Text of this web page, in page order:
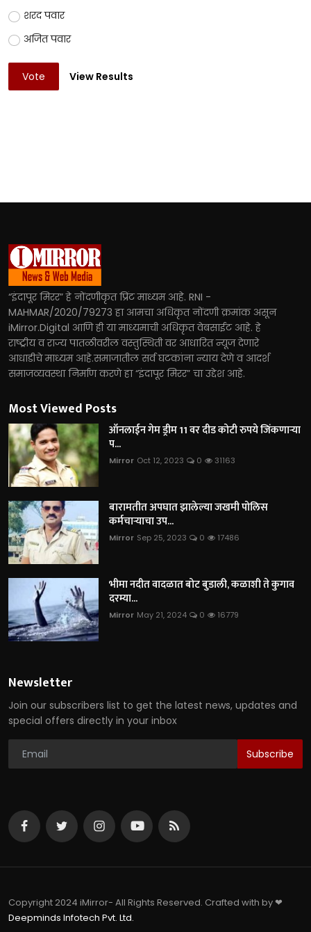
शरद पवार
अजित पवार
Vote View Results
“इंदापूर मिरर” हे नोंदणीकृत प्रिंट माध्यम आहे. RNI -
MAHMAR/2020/79273 हा आमचा अधिकृत नोंदणी क्रमांक असून
iMirror.Digital आणि ही या माध्यमाची अधिकृत वेबसाईट आहे. हे
राष्ट्रीय व राज्य पातळीवरील वस्तुस्थिती वर आधारित न्यूज देणारे
आधाडीचे माध्यम आहे.समाजातील सर्व घटकांना न्याय देणे व आदर्श
समाजव्यवस्था निर्माण करणे हा “इंदापूर मिरर” चा उद्देश आहे.
Most Viewed Posts
ऑनलाईन गेम ड्रीम 11 वर दीड कोटी रुपये जिंकणाऱ्या
प...
Mirror Oct 12, 2023 0 31163
बारामतीत अपघात झालेल्या जखमी पोलिस
कर्मचाऱ्याचा उप...
Mirror Sep 25, 2023 0 17486
भीमा नदीत वादळात बोट बुडाली, कळाशी ते कुगाव
दरम्या...
Mirror May 21, 2024 0 16779
Newsletter
Join our subscribers list to get the latest news, updates and
special offers directly in your inbox
Subscribe
Copyright 2024 iMirror- All Rights Reserved. Crafted with by ❤
Deepminds Infotech Pvt. Ltd.